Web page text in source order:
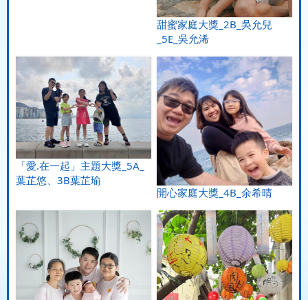
甜蜜家庭大獎_2B_吳允兒
_5E_吳允浠
「愛.在一起」主題大獎_5A_
葉芷悠、3B葉芷瑜
開心家庭大獎_4B_余希晴